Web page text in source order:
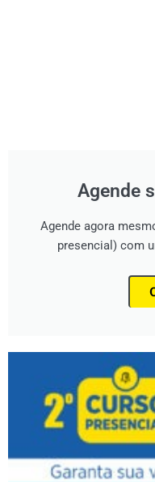
Agende
Agende agora
presencial) com